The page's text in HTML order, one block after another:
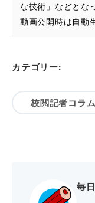
な技術」などとな
動画公開時は自動
カテゴリー:
校閲記者コラム
毎